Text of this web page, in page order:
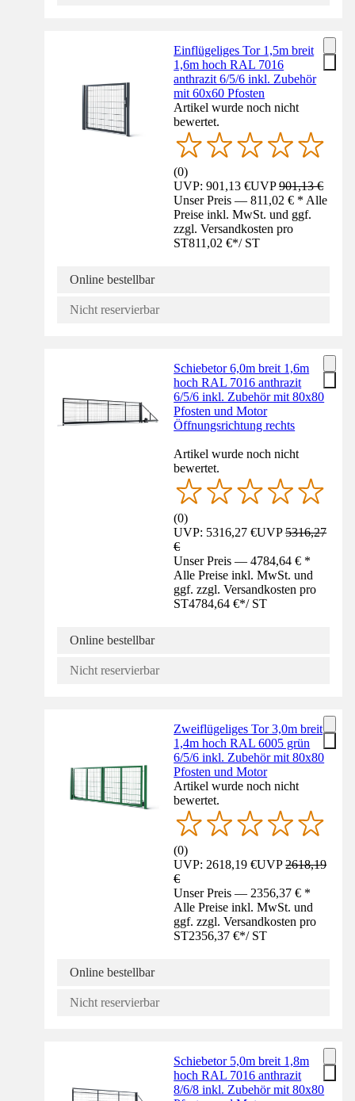
Einflügeliges Tor 1,5m breit
1,6m hoch RAL 7016
anthrazit 6/5/6 inkl. Zubehör
mit 60x60 Pfosten
Artikel wurde noch nicht
bewertet.
(0)
UVP: 901,13 €UVP901,13 €
Unser Preis — 811,02 € * Alle
Preise inkl. MwSt. und ggf.
zzgl. Versandkosten pro
ST811,02 €*/ ST
Online bestellbar
Nicht reservierbar
Schiebetor 6,0m breit 1,6m
hoch RAL 7016 anthrazit
6/5/6 inkl. Zubehör mit 80x80
Pfosten und Motor
Öffnungsrichtung rechts
Artikel wurde noch nicht
bewertet.
(0)
UVP: 5316,27 €UVP5316,27
€
Unser Preis — 4784,64 € *
Alle Preise inkl. MwSt. und
ggf. zzgl. Versandkosten pro
ST4784,64 €*/ ST
Online bestellbar
Nicht reservierbar
Zweiflügeliges Tor 3,0m breit
1,4m hoch RAL 6005 grün
6/5/6 inkl. Zubehör mit 80x80
Pfosten und Motor
Artikel wurde noch nicht
bewertet.
(0)
UVP: 2618,19 €UVP2618,19
€
Unser Preis — 2356,37 € *
Alle Preise inkl. MwSt. und
ggf. zzgl. Versandkosten pro
ST2356,37 €*/ ST
Online bestellbar
Nicht reservierbar
Schiebetor 5,0m breit 1,8m
hoch RAL 7016 anthrazit
8/6/8 inkl. Zubehör mit 80x80